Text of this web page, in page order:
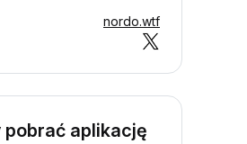
nordo.wtf
pobrać aplikację